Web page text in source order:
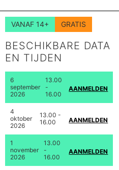
VANAF 14+ GRATIS
BESCHIKBARE DATA
EN TIJDEN
6
september
2026
13.00
-
16.00
AANMELDEN
4
oktober
2026
13.00 -
16.00
AANMELDEN
1
november
2026
13.00
-
16.00
AANMELDEN